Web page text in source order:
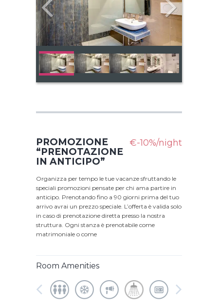
PROMOZIONE
“PRENOTAZIONE
IN ANTICIPO”
€-10%/night
Organizza per tempo le tue vacanze sfruttando le
speciali promozioni pensate per chi ama partire in
anticipo. Prenotando fino a 90 giorni prima del tuo
arrivo avrai un prezzo speciale. L’offerta è valida solo
in caso di prenotazione diretta presso la nostra
struttura. Ogni stanza è prenotabile come
matrimoniale o come
Room Amenities